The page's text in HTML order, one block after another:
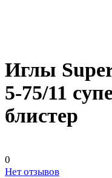
Иглы
5-75/11
блистер
0
Нет отзывов